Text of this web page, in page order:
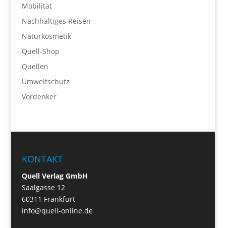
Mobilität
Nachhaltiges Reisen
Naturkosmetik
Quell-Shop
Quellen
Umweltschutz
Vordenker
KONTAKT
Quell Verlag GmbH
Saalgasse 12
60311 Frankfurt
info@quell-online.de